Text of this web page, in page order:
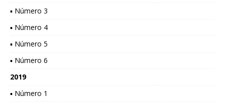
▪ Número 3
▪ Número 4
▪ Número 5
▪ Número 6
2019
▪ Número 1